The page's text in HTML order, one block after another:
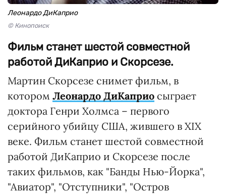
Леонардо ДиКаприо
© Кинопоиск
Фильм станет шестой совместной
работой ДиКаприо и Скорсезе.
Мартин Скорсезе снимет фильм, в
котором Леонардо ДиКаприо сыграет
доктора Генри Холмса – первого
серийного убийцу США, жившего в ХІХ
веке. Фильм станет шестой совместной
работой ДиКаприо и Скорсезе после
таких фильмов, как "Банды Нью-Йорка",
"Авиатор", "Отступники", "Остров